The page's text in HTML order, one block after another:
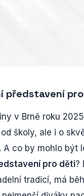
představení
v Brně roku
školy, ale i o
A co by mohlo být
pro děti?
tradicí, má